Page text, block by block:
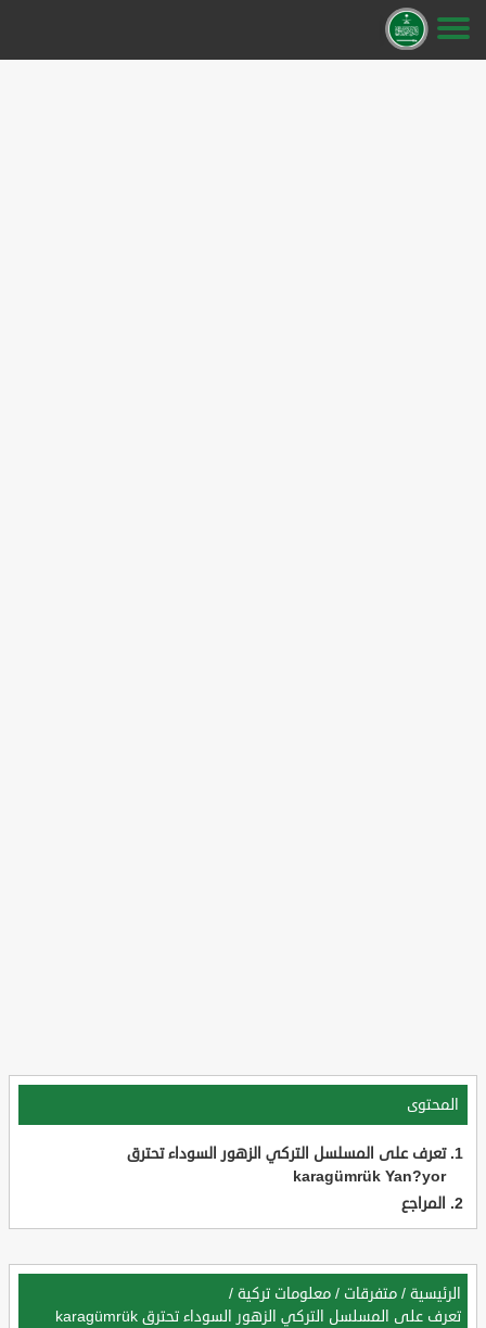
المحتوى
تعرف على المسلسل التركي الزهور السوداء تحترق
karagümrük Yan?yor
المراجع
الرئيسية / متفرقات / معلومات تركية /
تعرف على المسلسل التركي الزهور السوداء تحترق karagümrük